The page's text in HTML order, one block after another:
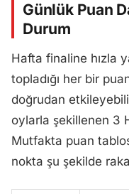
Günlük Puan
Durum
Hafta finaline hızla
topladığı her bir
doğrudan
oylarla şekillenen 3
Mutfakta puan
nokta şu şekilde